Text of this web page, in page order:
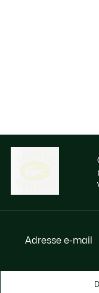
Adresse e-mail
Accédez à
Devenez
bénéficier